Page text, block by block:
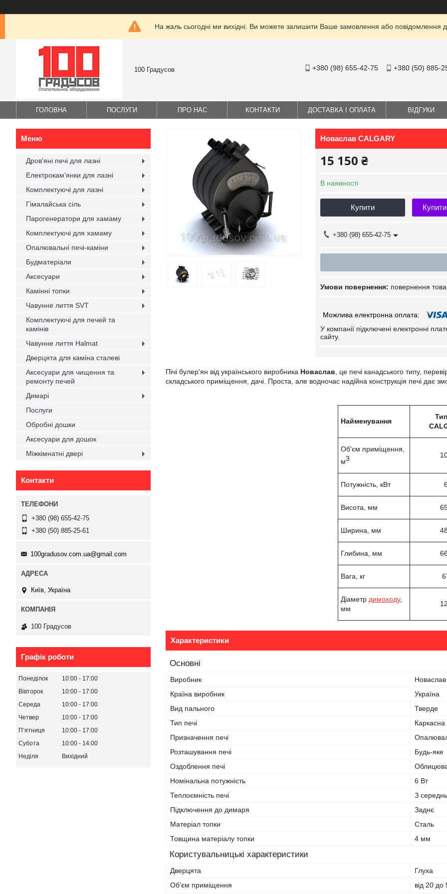
На жаль сьогодні ми вихідні. Ви можете залишити Ваше замовлення або повідомлення
100 Градусов +380 (98) 655-42-75 +380 (50) 885-
ГОЛОВНА ПОСЛУГИ ПРО НАС КОНТАКТИ ДОСТАВКА І ОПЛАТА ВІДГУКИ
Новаслав CALGARY
15 150 ₴
В наявності
Купити
+380 (98) 655-42-75
повернення
У компанії підключені електронні
сайту.
Пічі булер'ян від українського виробника Новаслав , це печі канадського типу,
складського приміщення, дачі. Проста, але водночас надійна конструкція печі дає
Найменування
Об'єм приміщення,
м3
Потужність, кВт 6
Висота, мм
Ширина, мм
Глибина, мм
Вага, кг
Діаметр димоходу,
мм
Характеристики
Основні
Виробник
Новаслав
Країна виробник
Україна
Вид пального
Тверде
Тип печі
Каркасна
Призначення печі
Розташування печі
Будь-яке
Оздоблення печі
Номінальна потужність
6 Вт
Теплоємність печі
З
Підключення до димаря
Заднє
Матеріал топки
Сталь
Товщина матеріалу топки
4 мм
Користувальницькі характеристики
Дверцята
Глуха
Об'єм приміщення
від 20
Дров'яні печі для лазні
Електрокам'янки для лазні
Комплектуючі для лазні
Гімалайська сіль
Парогенератори для хамаму
Комплектуючі для хамаму
Опалювальні печі-каміни
Будматеріали
Аксесуари
Камінні топки
Чавунне лиття SVT
Комплектуючі для печей та
камінів
Чавунне лиття Halmat
Дверцята для каміна сталеві
Аксесуари для чищення та
ремонту печей
Димарі
Послуги
Обробні дошки
Аксесуари для дошок
Міжкімнатні двері
Контакти
+380 (98) 655-42-75
+380 (50) 885-25-61
100gradusov.com.ua@gmail.com
Київ, Україна
100 Градусов
Графік роботи
Понеділок 10:00
17:00
Вівторок
10:00
17:00
Середа
10:00
17:00
Четвер
10:00
17:00
Пʼятниця
10:00
17:00
Субота
10:00
14:00
Неділя
Вихідний